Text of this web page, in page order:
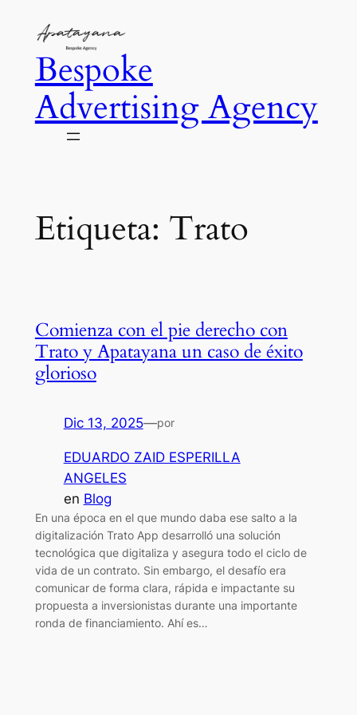
contenido
Bespoke
Advertising Agency
Etiqueta: Trato
Comienza con el pie derecho con
Trato y Apatayana un caso de éxito
glorioso
Dic 13, 2025—por
EDUARDO ZAID ESPERILLA
ANGELES
en Blog
En una época en el que mundo daba ese salto a la
digitalización Trato App desarrolló una solución
tecnológica que digitaliza y asegura todo el ciclo de
vida de un contrato. Sin embargo, el desafío era
comunicar de forma clara, rápida e impactante su
propuesta a inversionistas durante una importante
ronda de financiamiento. Ahí es…